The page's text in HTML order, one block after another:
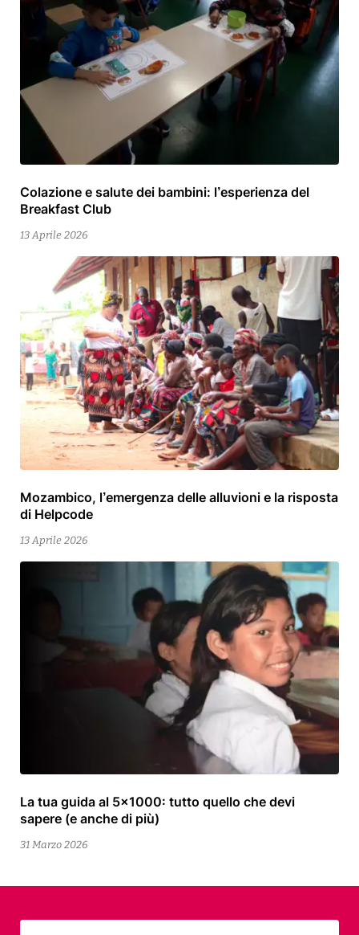
Colazione e salute dei bambini: l’esperienza del
Breakfast Club
13 Aprile 2026
13
Aprile
2026
Mozambico, l’emergenza delle alluvioni e la risposta
di Helpcode
13 Aprile 2026
15
Aprile
2026
La tua guida al 5×1000: tutto quello che devi
sapere (e anche di più)
31 Marzo 2026
13
Aprile
2026